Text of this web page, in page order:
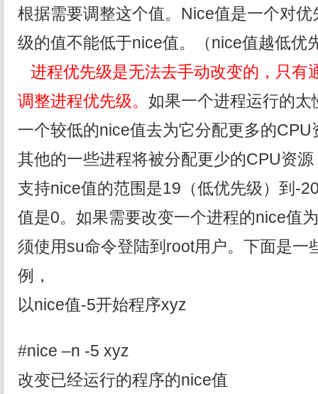
根据需要调整这个值。Nice值是一个对
级的值不能低于nice值。（nice值越低优
进程优先级是无法去手动改变的，只有
调整进程优先级。 如果一个进程运行的
一个较低的nice值去为它分配更多的
其他的一些进程将被分配更少的CPU资
支持nice值的范围是19（低优先级）到-
值是0。如果需要改变一个进程的nice值
须使用su命令登陆到root用户。下面是一
例，
以nice值-5开始程序xyz
#nice –n -5 xyz
改变已经运行的程序的nice值